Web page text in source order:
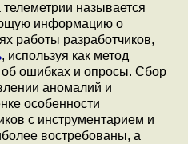
называется
информацию о
работы разработчиков,
, используя как метод
ошибках и опросы. Сбор
аномалий и
особенности
с инструментарием и
востребованы, а